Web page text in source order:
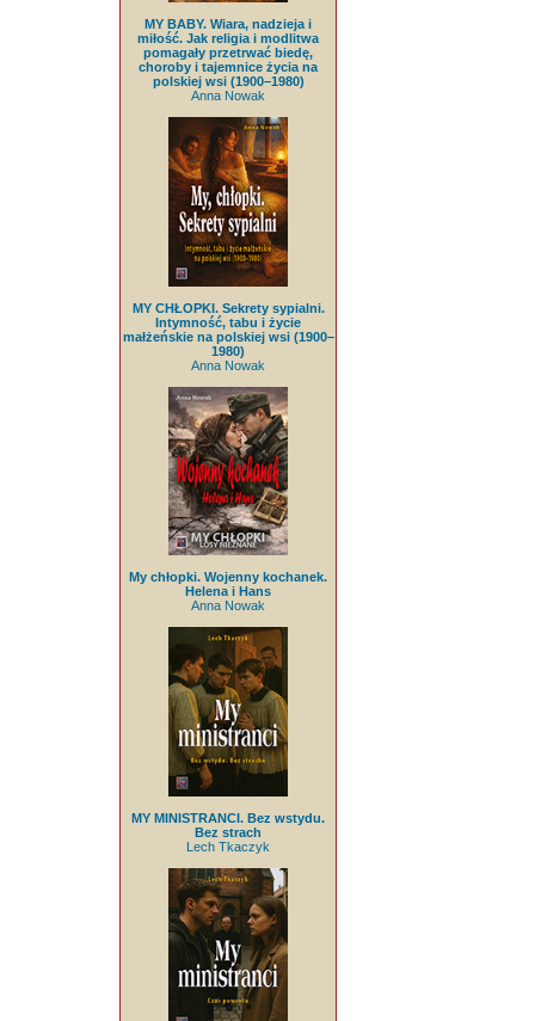
MY BABY. Wiara, nadzieja i
miłość. Jak religia i modlitwa
pomagały przetrwać biedę,
choroby i tajemnice życia na
polskiej wsi (1900–1980)
Anna Nowak
MY CHŁOPKI. Sekrety sypialni.
Intymność, tabu i życie
małżeńskie na polskiej wsi (1900–
1980)
Anna Nowak
My chłopki. Wojenny kochanek.
Helena i Hans
Anna Nowak
MY MINISTRANCI. Bez wstydu.
Bez strach
Lech Tkaczyk